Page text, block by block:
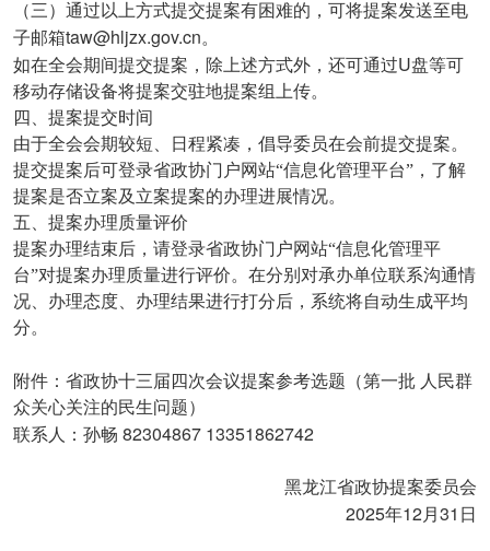
（三）通过以上方式提交提案有困难的，可将提案发送至电
子邮箱taw@hljzx.gov.cn。
如在全会期间提交提案，除上述方式外，还可通过U盘等可
移动存储设备将提案交驻地提案组上传。
四、提案提交时间
由于全会会期较短、日程紧凑，倡导委员在会前提交提案。
提交提案后可登录省政协门户网站“信息化管理平台”，了解
提案是否立案及立案提案的办理进展情况。
五、提案办理质量评价
提案办理结束后，请登录省政协门户网站“信息化管理平
台”对提案办理质量进行评价。在分别对承办单位联系沟通情
况、办理态度、办理结果进行打分后，系统将自动生成平均
分。
附件：省政协十三届四次会议提案参考选题（第一批 人民群
众关心关注的民生问题）
联系人：孙畅 82304867 13351862742
黑龙江省政协提案委员会
2025年12月 31 日